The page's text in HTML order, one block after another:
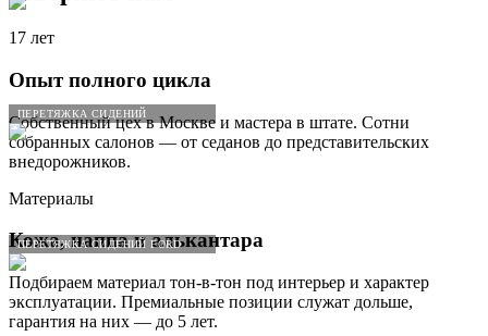
ПЕРЕТЯЖКА СИДЕНИЙ
ПЕРЕТЯЖКА СИДЕНИЙ FORD
17 лет
Опыт полного цикла
Собственный цех в Москве и мастера в штате. Сотни
собранных салонов — от седанов до представительских
внедорожников.
Материалы
Кожа, наппа и алькантара
Подбираем материал тон-в-тон под интерьер и характер
эксплуатации. Премиальные позиции служат дольше,
гарантия на них — до 5 лет.